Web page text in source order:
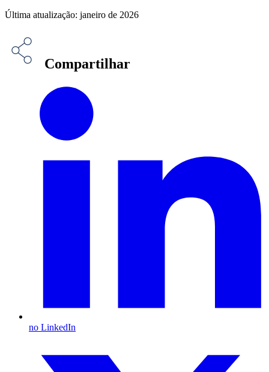
Última atualização: janeiro de 2026
Compartilhar
no LinkedIn